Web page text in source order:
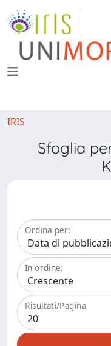
IRIS
Sfoglia
Ordina per:
In ordine:
Risultati/Pagina